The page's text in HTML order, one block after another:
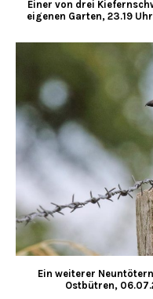
Einer von drei
eigenen Garten, 23.19
Ein weiterer
Ostbütren,